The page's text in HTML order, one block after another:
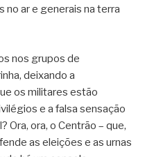
no ar e generais na terra
nos grupos de
deixando a
os militares estão
e a falsa sensação
Ora, ora, o Centrão – que,
as eleições e as urnas